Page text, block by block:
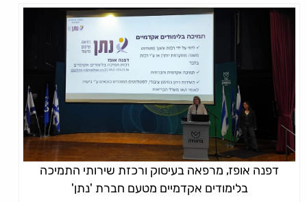
דפנה אופז, מרפאה בעיסוק ורכזת שירותי התמיכה
בלימודים אקדמיים מטעם חברת 'נתן'